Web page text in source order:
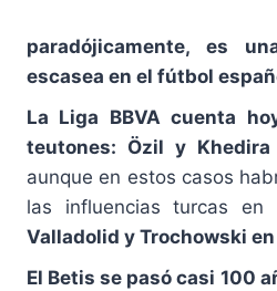
paradójicamente, es
escasea en el fútbol
La Liga BBVA cuenta
teutones: Özil y Khedira
aunque en estos casos
las influencias turcas en
Valladolid y Trochowski
El Betis se pasó casi 100